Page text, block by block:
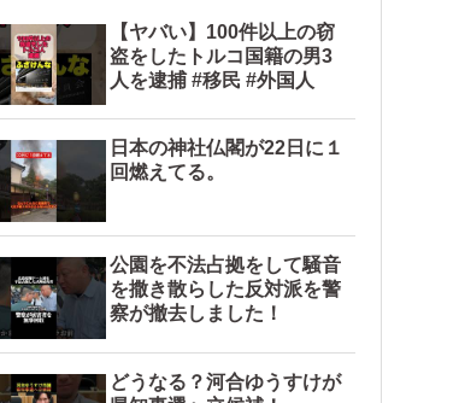
【ヤバい】100件以上の窃
盗をしたトルコ国籍の男3
人を逮捕 #移民 #外国人
日本の神社仏閣が22日に１
回燃えてる。
公園を不法占拠をして騒音
を撒き散らした反対派を警
察が撤去しました！
どうなる？河合ゆうすけが